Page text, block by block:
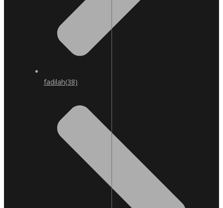
fadilah(38)